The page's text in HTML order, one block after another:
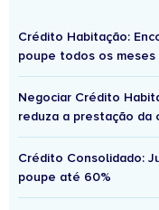
Crédito Habitação:
poupe todos os meses
Negociar Crédito
reduza a prestação da
Crédito Consolidado:
poupe até 60%